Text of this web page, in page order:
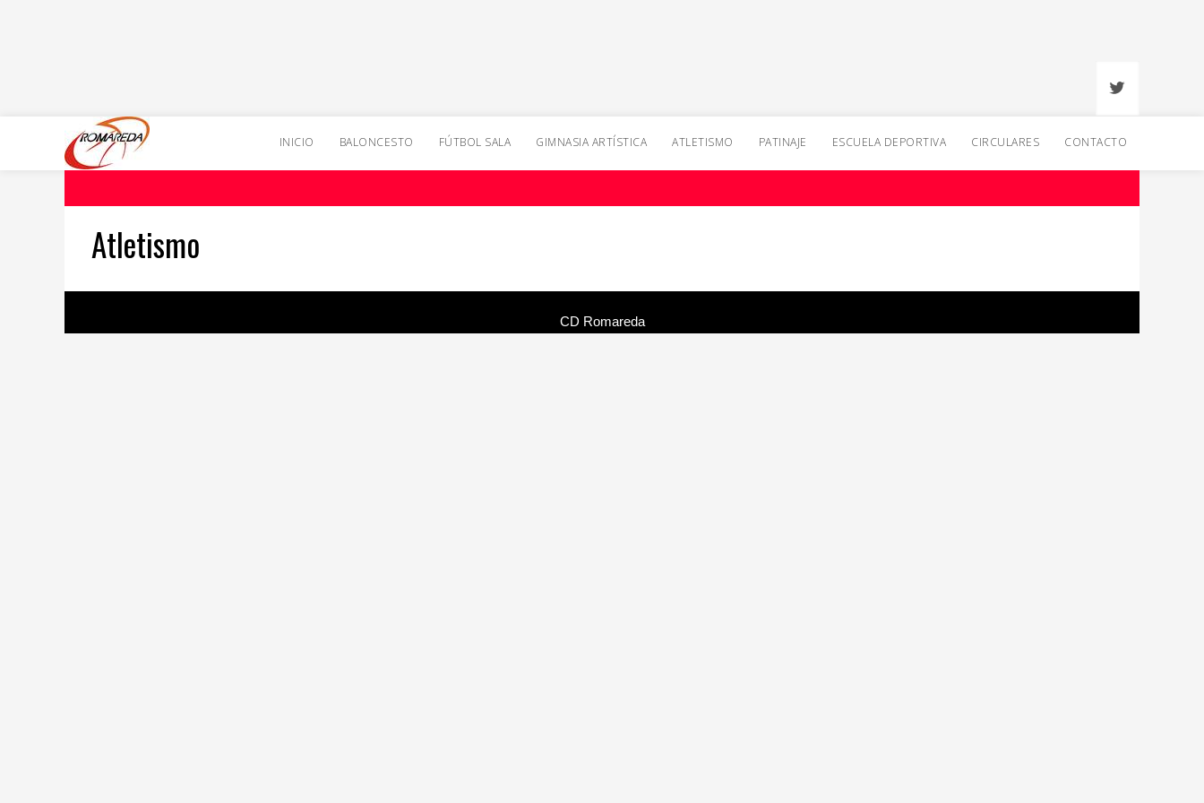
INICIO BALONCESTO FÚTBOL SALA GIMNASIA ARTÍSTICA ATLETISMO PATINAJE ESCUELA DEPORTIVA CIRCULARES CONTACTO
Atletismo
CD Romareda